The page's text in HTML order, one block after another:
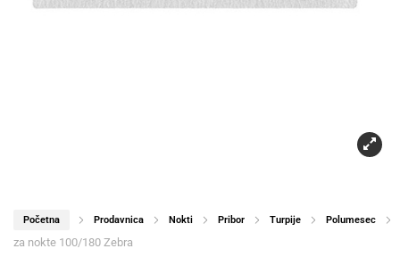
Početna Prodavnica Nokti Pribor Turpije Polumesec
za nokte 100/180 Zebra